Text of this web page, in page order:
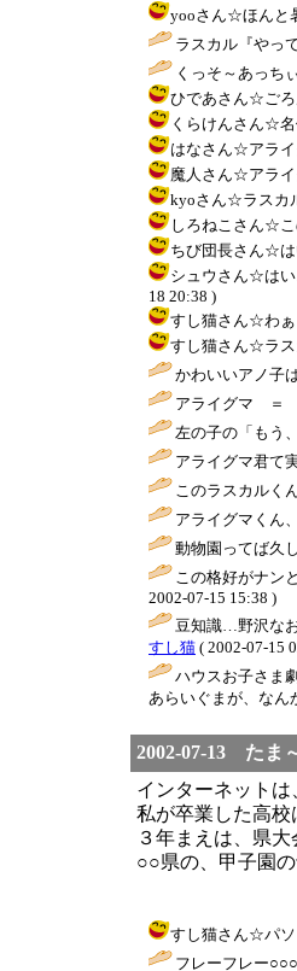
yooさん☆ほんと
ラスカル『や
くっそ～あっち
ひであさん☆ごろ
くらけんさん☆名
はなさん☆アライ
魔人さん☆アライ
kyoさん☆ラスカ
しろねこさん☆こ
ちび団長さん☆は
シュウさん☆はい
18 20:38 )
すし猫さん☆わぁ
すし猫さん☆ラス
かわいいアノ子
アライグマ ＝
左の子の「もう
アライグマ君て
このラスカルく
アライグマくん
動物園ってば久
この格好がナン
2002-07-15 15:38 )
豆知識…野沢な
すし猫 ( 2002-07-15
ハウスお子さま
あらいぐまが、な
2002-07-13 たま
インターネット
私が卒業した高
３年まえは、県
○○県の、甲子園
すし猫さん☆パソ
フレーフレー